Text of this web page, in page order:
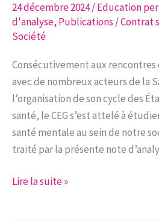
les
dynamiques
de
violence
au
sein
des
établissements
scolaires
la
24 décembre 2024/Education
d'analyse, Publications/Contrat
Société
Consécutivement aux
avec de nombreux acteurs de la
l’organisation de son cycle des
santé, le CEG s’est attelé à
santé mentale au sein de notre
traité par la présente note
Note
Lire la suite »